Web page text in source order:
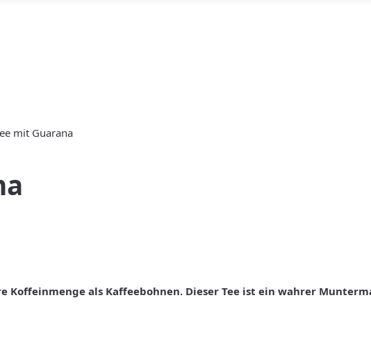
mit Guarana
als Kaffeebohnen. Dieser Tee ist ein wahrer